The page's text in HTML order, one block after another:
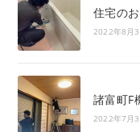
住宅の
2022年8月3
諸富町F
2022年7月3